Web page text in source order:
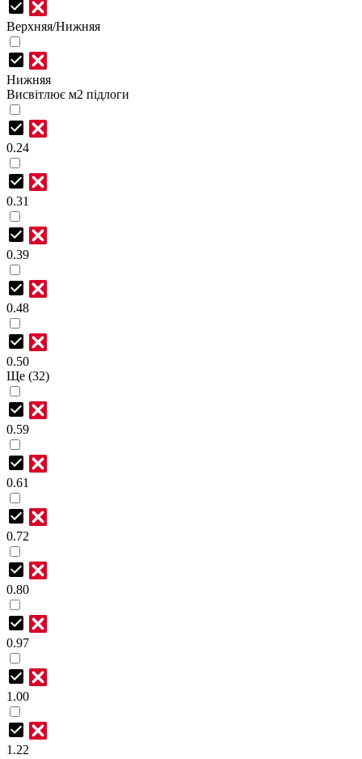
Верхняя/Нижняя
Нижняя
Висвітлює м2 підлоги
0.24
0.31
0.39
0.48
0.50
Ще (32)
0.59
0.61
0.72
0.80
0.97
1.00
1.22